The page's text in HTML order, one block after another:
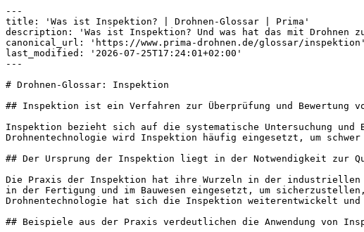
---
title: 'Was ist Inspektion? | Drohnen-Glossar | Prima'
description: 'Was ist Inspektion? Und was hat das mit Drohnen
canonical_url: 'https://www.prima-drohnen.de/glossar/inspektion'
last_modified: '2026-07-25T17:24:01+02:00'
---
# Drohnen-Glossar: Inspektion
## Inspektion ist ein Verfahren zur Überprüfung und Bewertung
Inspektion bezieht sich auf die systematische Untersuchung
Drohnentechnologie wird Inspektion häufig eingesetzt, um
## Der Ursprung der Inspektion liegt in der Notwendigkeit zur
Die Praxis der Inspektion hat ihre Wurzeln in der industriellen
in der Fertigung und im Bauwesen eingesetzt, um
Drohnentechnologie hat sich die Inspektion weiterentwickelt
## Beispiele aus der Praxis verdeutlichen die Anwendung von